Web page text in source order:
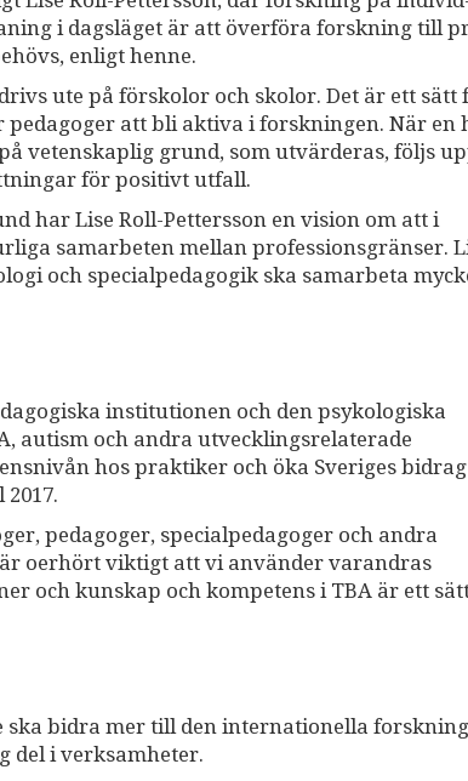
i dagsläget är att överföra forskning till
enligt henne.
ute på förskolor och skolor. Det är ett sätt
att bli aktiva i forskningen. När en
vetenskaplig grund, som utvärderas, följs
för positivt utfall.
har Lise Roll-Pettersson en vision om att i
samarbeten mellan professionsgränser.
och specialpedagogik ska samarbeta
institutionen och den psykologiska
autism och andra utvecklingsrelaterade
hos praktiker och öka Sveriges
pedagoger, specialpedagoger och andra
oerhört viktigt att vi använder varandras
och kunskap och kompetens i TBA är ett
ska bidra mer till den internationella
del i verksamheter.